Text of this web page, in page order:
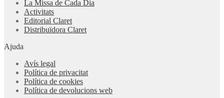
La Missa de Cada Dia
Activitats
Editorial Claret
Distribuïdora Claret
Ajuda
Avís legal
Política de privacitat
Política de cookies
Política de devolucions web